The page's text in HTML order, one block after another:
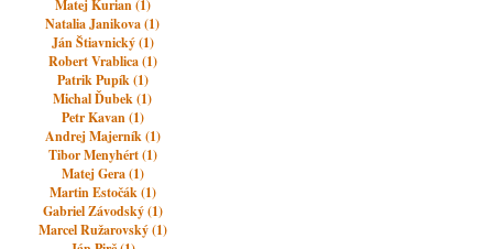
Matej Kurian (1)
Natalia Janikova (1)
Ján Štiavnický (1)
Robert Vrablica (1)
Patrik Pupík (1)
Michal Ďubek (1)
Petr Kavan (1)
Andrej Majerník (1)
Tibor Menyhért (1)
Matej Gera (1)
Martin Estočák (1)
Gabriel Závodský (1)
Marcel Ružarovský (1)